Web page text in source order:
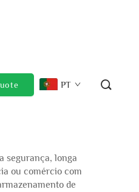
PT
segurança, longa
ou comércio com
de